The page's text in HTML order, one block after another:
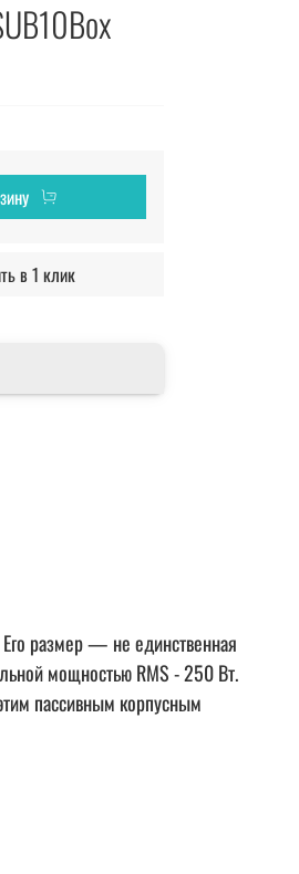
в 1 клик
размер — не единственная
мощностью RMS - 250 Вт.
пассивным корпусным